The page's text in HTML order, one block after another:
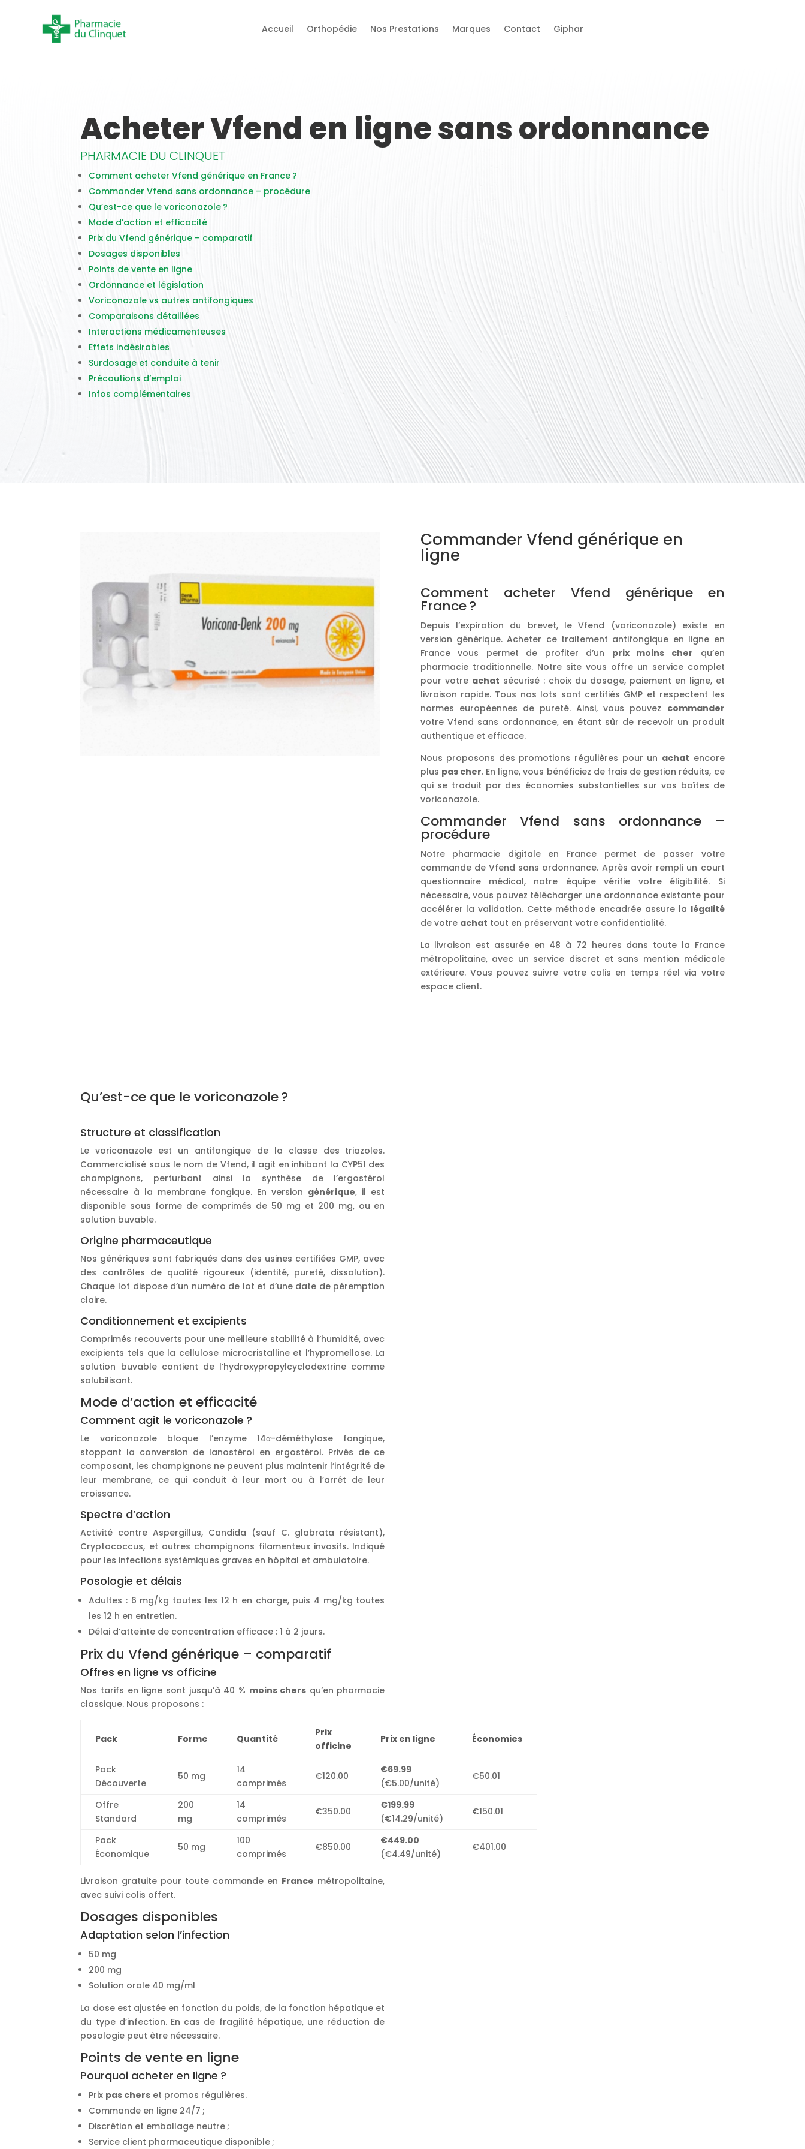
Accueil Orthopédie Nos Prestations Marques Contact Giphar
Acheter Vfend en ligne sans ordonnance
PHARMACIE DU CLINQUET
Comment acheter Vfend générique en France ?
Commander Vfend sans ordonnance – procédure
Qu’est-ce que le voriconazole ?
Mode d’action et efficacité
Prix du Vfend générique – comparatif
Dosages disponibles
Points de vente en ligne
Ordonnance et législation
Voriconazole vs autres antifongiques
Comparaisons détaillées
Interactions médicamenteuses
Effets indésirables
Surdosage et conduite à tenir
Précautions d’emploi
Infos complémentaires
Commander Vfend générique en
ligne
Comment acheter Vfend générique en
France ?
Depuis l’expiration du brevet, le Vfend (voriconazole) existe en
version générique. Acheter ce traitement antifongique en ligne en
France vous permet de profiter d’un prix moins cher qu’en
pharmacie traditionnelle. Notre site vous offre un service complet
pour votre achat sécurisé : choix du dosage, paiement en ligne, et
livraison rapide. Tous nos lots sont certifiés GMP et respectent les
normes européennes de pureté. Ainsi, vous pouvez commander
votre Vfend sans ordonnance, en étant sûr de recevoir un produit
authentique et efficace.
Nous proposons des promotions régulières pour un achat encore
plus pas cher. En ligne, vous bénéficiez de frais de gestion réduits, ce
qui se traduit par des économies substantielles sur vos boîtes de
voriconazole.
Commander Vfend sans ordonnance –
procédure
Notre pharmacie digitale en France permet de passer votre
commande de Vfend sans ordonnance. Après avoir rempli un court
questionnaire médical, notre équipe vérifie votre éligibilité. Si
nécessaire, vous pouvez télécharger une ordonnance existante pour
accélérer la validation. Cette méthode encadrée assure la légalité
de votre achat tout en préservant votre confidentialité.
La livraison est assurée en 48 à 72 heures dans toute la France
métropolitaine, avec un service discret et sans mention médicale
extérieure. Vous pouvez suivre votre colis en temps réel via votre
espace client.
Qu’est-ce que le voriconazole ?
Structure et classification
Le voriconazole est un antifongique de la classe des triazoles.
Commercialisé sous le nom de Vfend, il agit en inhibant la CYP51 des
champignons, perturbant ainsi la synthèse de l’ergostérol
nécessaire à la membrane fongique. En version générique, il est
disponible sous forme de comprimés de 50 mg et 200 mg, ou en
solution buvable.
Origine pharmaceutique
Nos génériques sont fabriqués dans des usines certifiées GMP, avec
des contrôles de qualité rigoureux (identité, pureté, dissolution).
Chaque lot dispose d’un numéro de lot et d’une date de péremption
claire.
Conditionnement et excipients
Comprimés recouverts pour une meilleure stabilité à l’humidité, avec
excipients tels que la cellulose microcristalline et l’hypromellose. La
solution buvable contient de l’hydroxypropylcyclodextrine comme
solubilisant.
Mode d’action et efficacité
Comment agit le voriconazole ?
Le voriconazole bloque l’enzyme 14α-déméthylase fongique,
stoppant la conversion de lanostérol en ergostérol. Privés de ce
composant, les champignons ne peuvent plus maintenir l’intégrité de
leur membrane, ce qui conduit à leur mort ou à l’arrêt de leur
croissance.
Spectre d’action
Activité contre Aspergillus, Candida (sauf C. glabrata résistant),
Cryptococcus, et autres champignons filamenteux invasifs. Indiqué
pour les infections systémiques graves en hôpital et ambulatoire.
Posologie et délais
Adultes : 6 mg/kg toutes les 12 h en charge, puis 4 mg/kg toutes
les 12 h en entretien.
Délai d’atteinte de concentration efficace : 1 à 2 jours.
Prix du Vfend générique – comparatif
Offres en ligne vs officine
Nos tarifs en ligne sont jusqu’à 40 % moins chers qu’en pharmacie
classique. Nous proposons :
Pack Forme Quantité
Prix
officine
Prix en ligne Économies
Pack
Découverte
50 mg
14
comprimés
€120.00
€69.99
(€5.00/unité)
€50.01
Offre
Standard
200
mg
14
comprimés
€350.00
€199.99
(€14.29/unité)
€150.01
Pack
Économique
50 mg
100
comprimés
€850.00
€449.00
(€4.49/unité)
€401.00
Livraison gratuite pour toute commande en France métropolitaine,
avec suivi colis offert.
Dosages disponibles
Adaptation selon l’infection
50 mg
200 mg
Solution orale 40 mg/ml
La dose est ajustée en fonction du poids, de la fonction hépatique et
du type d’infection. En cas de fragilité hépatique, une réduction de
posologie peut être nécessaire.
Points de vente en ligne
Pourquoi acheter en ligne ?
Prix pas chers et promos régulières.
Commande en ligne 24/7 ;
Discrétion et emballage neutre ;
Service client pharmaceutique disponible ;